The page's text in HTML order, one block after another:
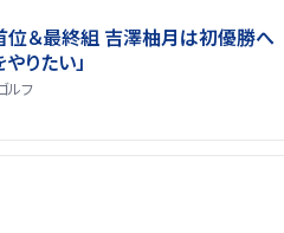
位＆最終組 吉澤柚月は初優勝へ
りたい」
ルフ